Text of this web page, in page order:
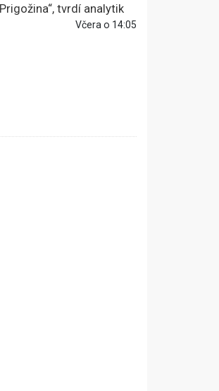
Prigožina“, tvrdí analytik
Včera o 14:05